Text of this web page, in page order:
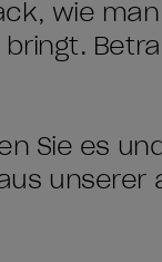
wie
Sie es
unserer